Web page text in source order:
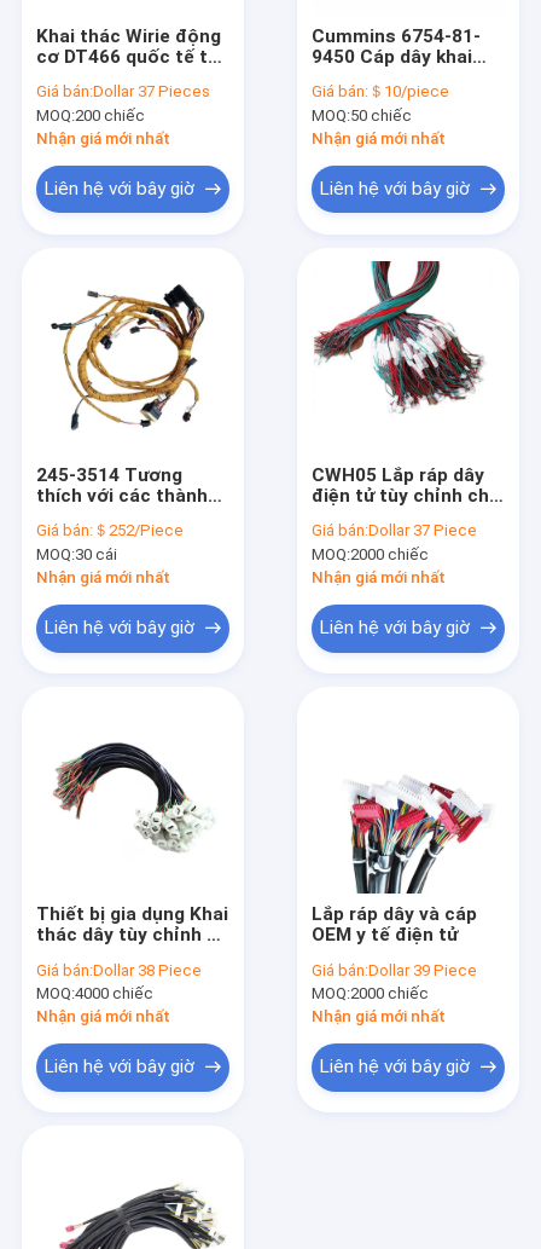
Các sản phẩm
Về chúng tôi
Tham quan nhà máy
Tin tức
Các trường hợp
Dây điện ô tô
Thiết bị nặng Hệ thống dây điện
Khai thác dây công nghiệp
Dây nịt động cơ
Khai thác dây điện tử
Khai thác dây hậu mãi
Khai thác Wirie động
cơ DT466 quốc tế tùy
nặng
Giá bán:Dollar 37 Pieces
MOQ:200 chiếc
Nhận giá mới nhất
Liên hệ với bây giờ
Cummins 6754-81-
9450 Cáp dây khai
liệu Cummins 6754-
81-9450
Giá bán: ＄10/piece
MOQ:50 chiếc
Nhận giá mới nhất
Liên hệ với bây giờ
245-3514 Tương
thích với các thành
xúc lật OEM Dây khai
thác
Giá bán:＄252/Piece
MOQ:30 cái
Nhận giá mới nhất
Liên hệ với bây giờ
CWH05 Lắp ráp dây
điện tử tùy chỉnh cho
Giá bán:Dollar 37 Piece
MOQ:2000 chiếc
Nhận giá mới nhất
Liên hệ với bây giờ
Thiết bị gia dụng Khai
thác dây tùy chỉnh và
Giá bán:Dollar 38 Piece
MOQ:4000 chiếc
Nhận giá mới nhất
Liên hệ với bây giờ
Lắp ráp dây và cáp
OEM y tế điện tử
Giá bán:Dollar 39 Piece
MOQ:2000 chiếc
Nhận giá mới nhất
Liên hệ với bây giờ